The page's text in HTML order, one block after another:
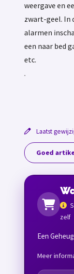
weergave en
zwart-geel. In
alarmen
een naar bed
etc.
.
Laatst
Goed
zelf
Een
Meer